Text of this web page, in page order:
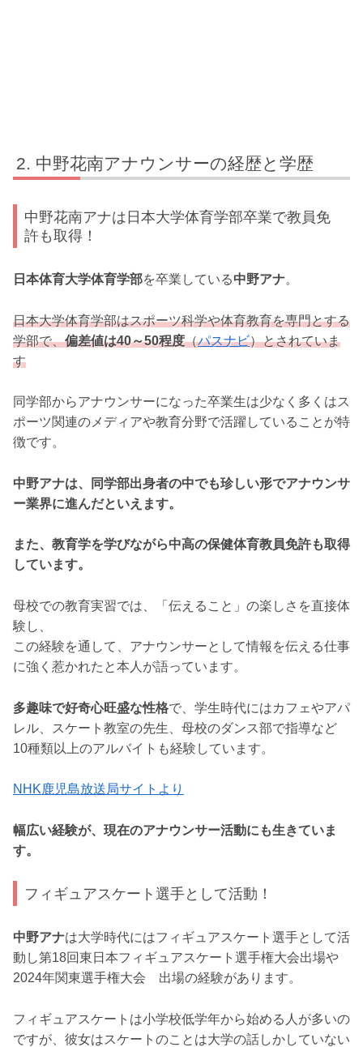
中野花南アナウンサーの経歴と学歴
中野花南アナは日本大学体育学部卒業で教員免
許も取得！
日本体育大学体育学部を卒業している中野アナ。
日本大学体育学部はスポーツ科学や体育教育を専門とする
学部で、偏差値は40～50程度（パスナビ）とされていま
す
同学部からアナウンサーになった卒業生は少なく多くはス
ポーツ関連のメディアや教育分野で活躍していることが特
徴です。
中野アナは、同学部出身者の中でも珍しい形でアナウンサ
ー業界に進んだといえます。
また、教育学を学びながら中高の保健体育教員免許も取得
しています。
母校での教育実習では、「伝えること」の楽しさを直接体
験し、
この経験を通して、アナウンサーとして情報を伝える仕事
に強く惹かれたと本人が語っています。
多趣味で好奇心旺盛な性格で、学生時代にはカフェやアパ
レル、スケート教室の先生、母校のダンス部で指導など
10種類以上のアルバイトも経験しています。
NHK鹿児島放送局サイトより
幅広い経験が、現在のアナウンサー活動にも生きていま
す。
フィギュアスケート選手として活動！
中野アナは大学時代にはフィギュアスケート選手として活
動し第18回東日本フィギュアスケート選手権大会出場や
2024年関東選手権大会 出場の経験があります。
フィギュアスケートは小学校低学年から始める人が多いの
ですが、彼女はスケートのことは大学の話しかしていない